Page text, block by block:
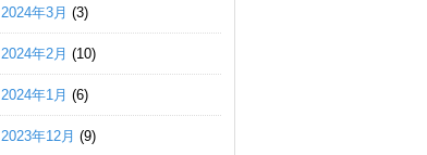
2024年3月 (3)
2024年2月 (10)
2024年1月 (6)
2023年12月 (9)